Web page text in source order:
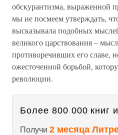
обскурантизма, выраженной
мы не посмеем утверждать,
высказывала подобных
великого царствования –
противоречивших его славе,
ожесточенной борьбой,
революции.
Более 800 000 книг
Получи 2 месяца